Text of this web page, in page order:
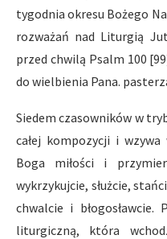
tygodnia okresu Bożego
rozważań nad Liturgią
przed chwilą Psalm 100
do wielbienia Pana.
Siedem czasowników w
całej kompozycji i
Boga miłości i
wykrzykujcie, służcie,
chwalcie i
liturgiczną, która